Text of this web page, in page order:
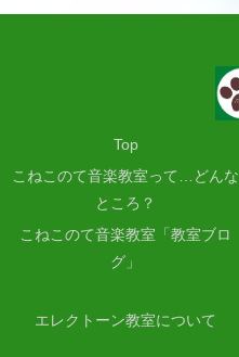
Top
こねこのて音楽教室って…どんな
ところ？
こねこのて音楽教室「教室ブロ
グ」
エレクトーン教室について